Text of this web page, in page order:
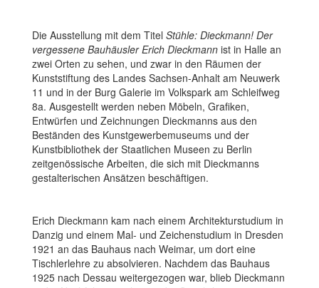
Die Ausstellung mit dem Titel Stühle: Dieckmann! Der
vergessene Bauhäusler Erich Dieckmann ist in Halle an
zwei Orten zu sehen, und zwar in den Räumen der
Kunststiftung des Landes Sachsen-Anhalt am Neuwerk
11 und in der Burg Galerie im Volkspark am Schleifweg
8a. Ausgestellt werden neben Möbeln, Grafiken,
Entwürfen und Zeichnungen Dieckmanns aus den
Beständen des Kunstgewerbemuseums und der
Kunstbibliothek der Staatlichen Museen zu Berlin
zeitgenössische Arbeiten, die sich mit Dieckmanns
gestalterischen Ansätzen beschäftigen.
Erich Dieckmann kam nach einem Architekturstudium in
Danzig und einem Mal- und Zeichenstudium in Dresden
1921 an das Bauhaus nach Weimar, um dort eine
Tischlerlehre zu absolvieren. Nachdem das Bauhaus
1925 nach Dessau weitergezogen war, blieb Dieckmann